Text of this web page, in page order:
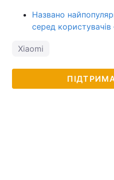
Названо
серед
Xiaomi